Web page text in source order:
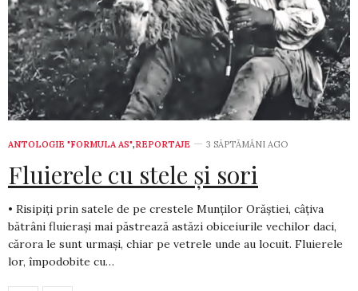
ANTOLOGIE "FORMULA AS",REPORTAJE 3 SĂPTĂMÂNI AGO
Fluierele cu stele și sori
• Risipiți prin satele de pe crestele Munților Orăștiei, câțiva
bătrâni fluierași mai păstrează astăzi obiceiurile vechilor daci,
cărora le sunt urmași, chiar pe vetrele unde au locuit. Fluierele
lor, împodobite cu…